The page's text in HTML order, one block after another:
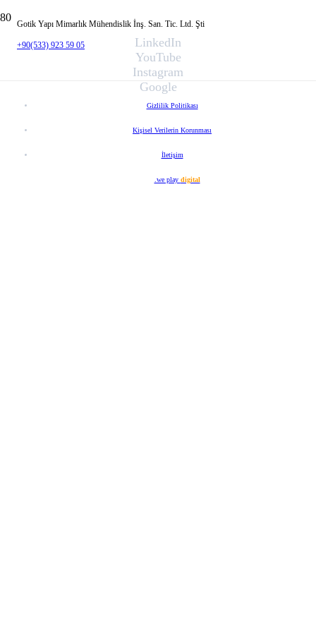
Gotik Yapı Mimarlık Mühendislik İnş. San. Tic. Ltd. Şti
+90(533) 923 59 05
LinkedIn
YouTube
Instagram
Google
Gizlilik Politikası
Kişisel Verilerin Korunması
İletişim
.we play digital